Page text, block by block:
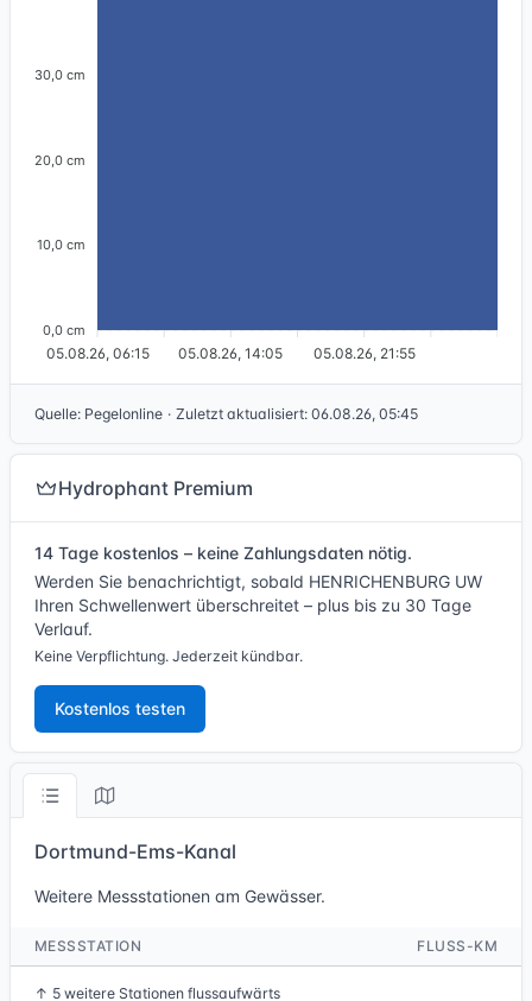
30,0 cm
20,0 cm
10,0 cm
0,0 cm
05.08.26, 06:15 05.08.26, 14:05 05.08.26, 21:55
Quelle: Pegelonline · Zuletzt aktualisiert: 06.08.26, 05:45
Hydrophant Premium
14 Tage kostenlos – keine Zahlungsdaten nötig.
Werden Sie benachrichtigt, sobald HENRICHENBURG UW
Ihren Schwellenwert überschreitet – plus bis zu 30 Tage
Verlauf.
Keine Verpflichtung. Jederzeit kündbar.
Kostenlos testen
Dortmund-Ems-Kanal
Weitere Messstationen am Gewässer.
MESSSTATION FLUSS-KM
↑ 5 weitere Stationen flussaufwärts